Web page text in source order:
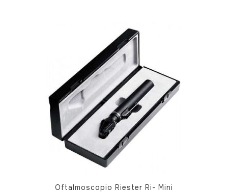
Oftalmoscopio Riester Ri- Mini